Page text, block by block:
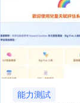
能力測試